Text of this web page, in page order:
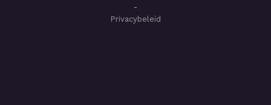
-
Privacybeleid